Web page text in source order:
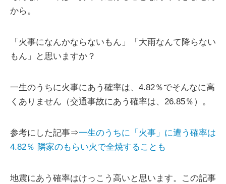
から。
「火事になんかならないもん」「大雨なんて降らない
もん」と思いますか？
一生のうちに火事にあう確率は、4.82％でそんなに高
くありません（交通事故にあう確率は、26.85％）。
参考にした記事⇒一生のうちに「火事」に遭う確率は
4.82％ 隣家のもらい火で全焼することも
地震にあう確率はけっこう高いと思います。この記事